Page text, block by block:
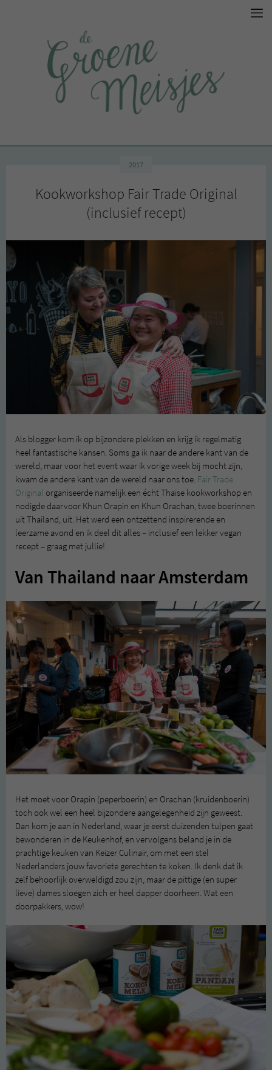
2017
Kookworkshop Fair Trade Original
(inclusief recept)
Als blogger kom ik op bijzondere plekken en krijg ik regelmatig
heel fantastische kansen. Soms ga ik naar de andere kant van de
wereld, maar voor het event waar ik vorige week bij mocht zijn,
kwam de andere kant van de wereld naar ons toe. Fair Trade
Original organiseerde namelijk een écht Thaise kookworkshop en
nodigde daarvoor Khun Orapin en Khun Orachan, twee boerinnen
uit Thailand, uit. Het werd een ontzettend inspirerende en
leerzame avond en ik deel dit alles – inclusief een lekker vegan
recept – graag met jullie!
Van Thailand naar Amsterdam
Het moet voor Orapin (peperboerin) en Orachan (kruidenboerin)
toch ook wel een heel bijzondere aangelegenheid zijn geweest.
Dan kom je aan in Nederland, waar je eerst duizenden tulpen gaat
bewonderen in de Keukenhof, en vervolgens beland je in de
prachtige keuken van Keizer Culinair, om met een stel
Nederlanders jouw favoriete gerechten te koken. Ik denk dat ik
zelf behoorlijk overweldigd zou zijn, maar de pittige (en super
lieve) dames sloegen zich er heel dapper doorheen. Wat een
doorpakkers, wow!